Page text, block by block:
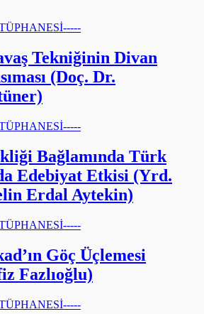
Tekniğinin Divan
(Doç. Dr.
Bağlamında Türk
Edebiyat Etkisi (Yrd.
Erdal Aytekin)
Göç Üçlemesi
Fazlıoğlu)